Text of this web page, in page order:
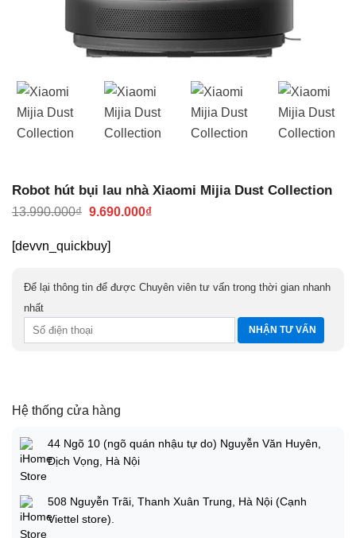
Robot hút bụi lau nhà Xiaomi Mijia Dust Collection
13.990.000₫ Giá
13.990.000₫.
9.690.000₫Giá
[devvn_quickbuy]
Để lại thông tin để được Chuyên viên tư vấn trong thời gian nhanh
nhất
Hệ thống cửa hàng
44 Ngõ 10 (ngõ quán nhậu tự do) Nguyễn Văn Huyên,
Dịch Vọng, Hà Nội
508 Nguyễn Trãi, Thanh Xuân Trung, Hà Nội (Cạnh
Viettel store).